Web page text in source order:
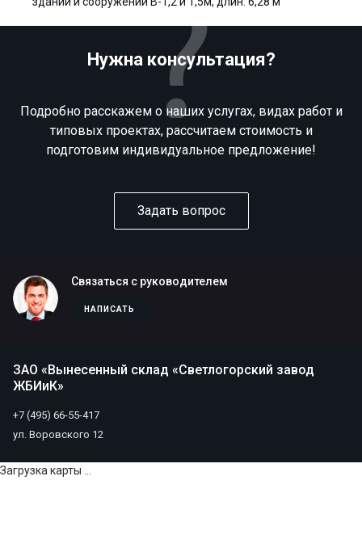
Нужна консультация?
Подробно расскажем о наших услугах, видах работ и
типовых проектах, рассчитаем стоимость и
подготовим индивидуальное предложение!
Задать вопрос
Связаться с руководителем
НАПИСАТЬ
ЗАО «Вынесенный склад «Светлогорский завод
ЖБИиК»
+7 (495) 66-55-417
ул. Воровского 12
Загрузка карты ...